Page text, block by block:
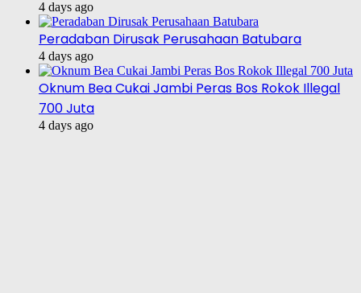
4 days ago
Peradaban Dirusak Perusahaan Batubara
4 days ago
Oknum Bea Cukai Jambi Peras Bos Rokok Illegal
700 Juta
4 days ago